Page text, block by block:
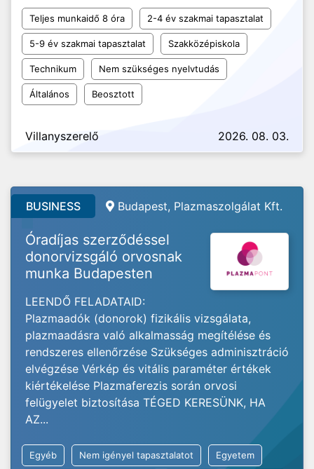
Teljes munkaidő 8 óra 2-4 év szakmai tapasztalat
5-9 év szakmai tapasztalat Szakközépiskola
Technikum Nem szükséges nyelvtudás
Általános Beosztott
Villanyszerelő 2026. 08. 03.
BUSINESS Budapest, Plazmaszolgálat Kft.
Óradíjas szerződéssel
donorvizsgáló orvosnak
munka Budapesten
LEENDŐ FELADATAID:
Plazmaadók (donorok) fizikális vizsgálata,
plazmaadásra való alkalmasság megítélése és
rendszeres ellenőrzése Szükséges adminisztráció
elvégzése Vérkép és vitális paraméter értékek
kiértékelése Plazmaferezis során orvosi
felügyelet biztosítása TÉGED KERESÜNK, HA
AZ...
Egyéb Nem igényel tapasztalatot Egyetem